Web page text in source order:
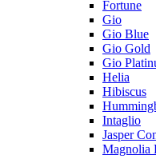
Fortune
Gio
Gio Blue
Gio Gold
Gio
Helia
Hibiscus
Intaglio
Jasper
Magnolia